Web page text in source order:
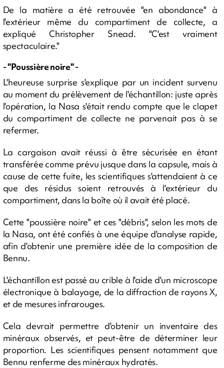
De la matière a été retrouvée "en abondance" à
l'extérieur même du compartiment de collecte, a
expliqué Christopher Snead. "C'est vraiment
spectaculaire."
- "Poussière noire" -
L'heureuse surprise s'explique par un incident survenu
au moment du prélèvement de l'échantillon: juste après
l'opération, la Nasa s'était rendu compte que le clapet
du compartiment de collecte ne parvenait pas à se
refermer.
La cargaison avait réussi à être sécurisée en étant
transférée comme prévu jusque dans la capsule, mais à
cause de cette fuite, les scientifiques s'attendaient à ce
que des résidus soient retrouvés à l'extérieur du
compartiment, dans la boîte où il avait été placé.
Cette "poussière noire" et ces "débris", selon les mots de
la Nasa, ont été confiés à une équipe d'analyse rapide,
afin d'obtenir une première idée de la composition de
Bennu.
L'échantillon est passé au crible à l'aide d'un microscope
électronique à balayage, de la diffraction de rayons X,
et de mesures infrarouges.
Cela devrait permettre d'obtenir un inventaire des
minéraux observés, et peut-être de déterminer leur
proportion. Les scientifiques pensent notamment que
Bennu renferme des minéraux hydratés.